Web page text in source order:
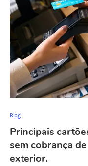
Blog
Principais
sem cobrança
exterior.